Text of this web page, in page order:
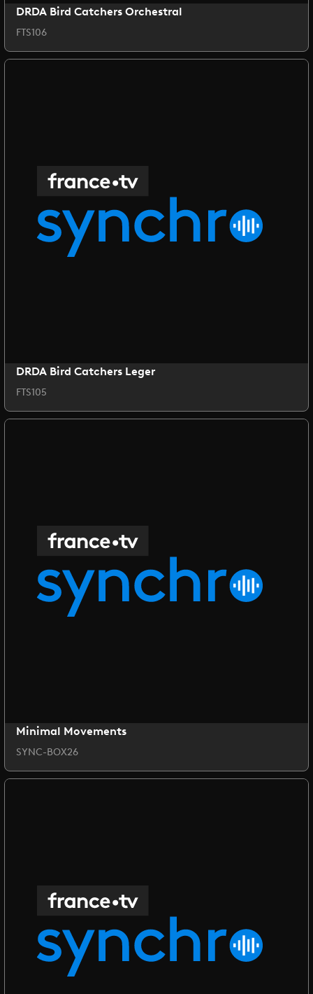
DRDA Bird Catchers Orchestral
FTS106
DRDA Bird Catchers Leger
FTS105
Minimal Movements
SYNC-BOX26